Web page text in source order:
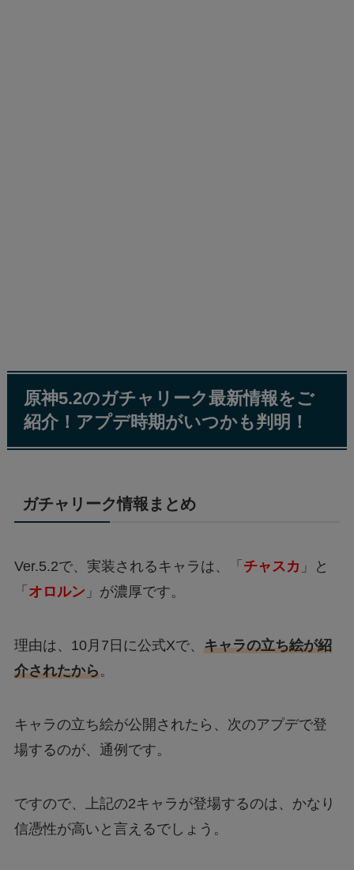
原神5.2のガチャリーク最新情報をご
紹介！アプデ時期がいつかも判明！
ガチャリーク情報まとめ
Ver.5.2で、実装されるキャラは、「 チャスカ 」と
「 オロルン 」が濃厚です。
理由は、10月7日に公式Xで、 キャラの立ち絵が紹
介されたから。
キャラの立ち絵が公開されたら、次のアプデで登
場するのが、通例です。
ですので、上記の2キャラが登場するのは、かなり
信憑性が高いと言えるでしょう。